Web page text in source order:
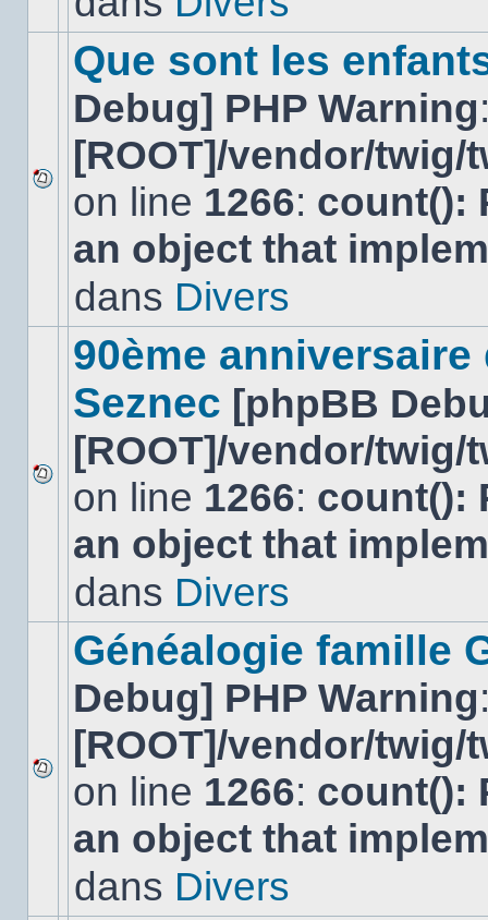
Aucun
nouveau
message
non-
dans
Que sont les
Debug] PHP Warning
[ROOT]/vendor/
on line 1266: count():
an object that
dans Divers
Aucun
nouveau
message
non-
dans
90ème
Seznec [phpBB
[ROOT]/vendor/
on line 1266: count():
an object that
dans Divers
Aucun
nouveau
message
non-
dans
Généalogie famille
Debug] PHP Warning
[ROOT]/vendor/
on line 1266: count():
an object that
dans Divers